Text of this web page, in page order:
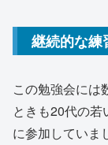
継続的な練
この勉強会には
ときも20代の
に参加していま